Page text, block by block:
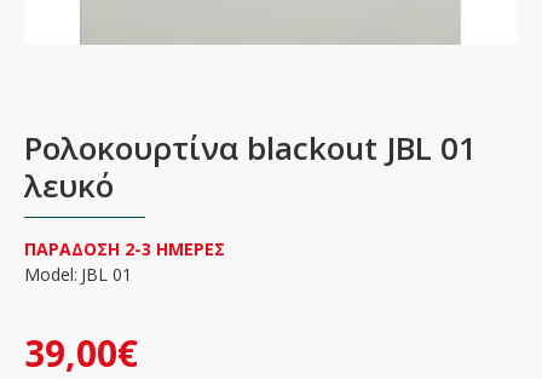
Ρολοκουρτίνα blackout JBL 01
λευκό
39,00€
ΠΑΡΑΔΟΣΗ 2-3 ΗΜΕΡΕΣ
Model: JBL 01